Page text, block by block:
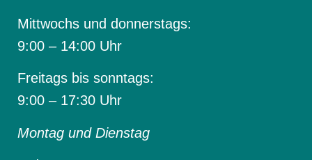
Mittwochs und donnerstags:
9:00 – 14:00 Uhr
Freitags bis sonntags:
9:00 – 17:30 Uhr
Montag und Dienstag